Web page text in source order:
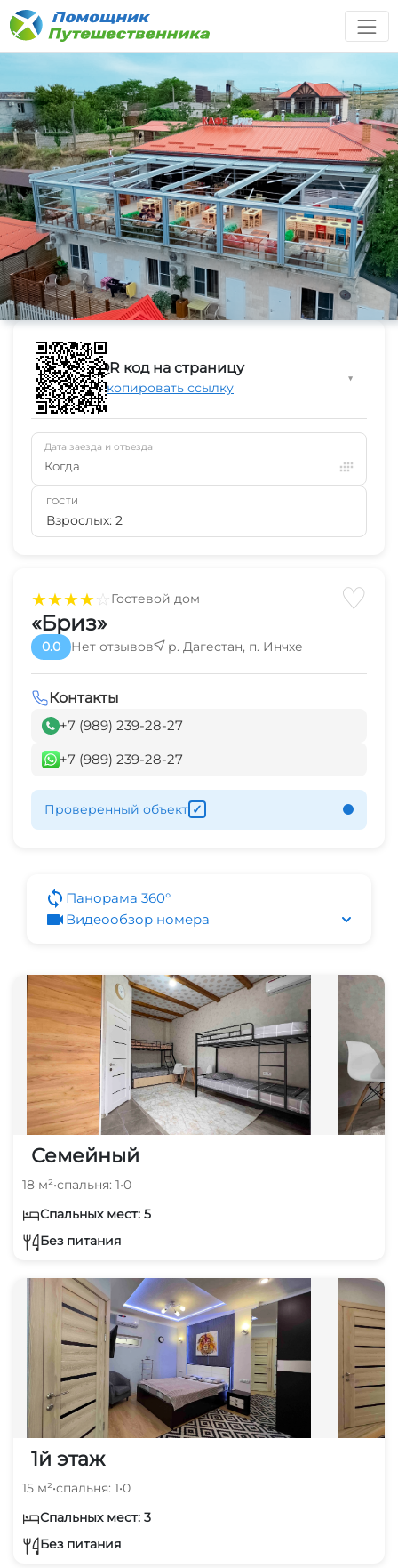
★★★★☆Гостевой дом ♡
«Бриз»
0.0 Нет отзывов р. Дагестан, п. Инчхе
Контакты
+7 (989) 239-28-27
+7 (989) 239-28-27
Проверенный объект ✓
Панорама 360°
Видеообзор номера
Семейный
18 м²•спальня: 1•0
Спальных мест: 5
Без питания
1й этаж
15 м²•спальня: 1•0
Спальных мест: 3
Без питания
QR код на страницу
Скопировать ссылку
▼
Дата заезда и отъезда
Когда
ГОСТИ
Взрослых: 2